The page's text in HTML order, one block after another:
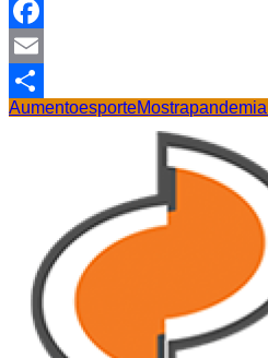
WhatsApp
Facebook
Email
Share
AumentoesporteMostrapandemia